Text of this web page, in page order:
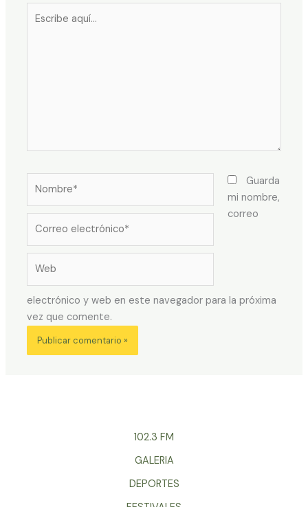
electrónico*
Guarda
mi nombre,
correo
electrónico y web en este navegador para la próxima
vez que comente.
102.3 FM
GALERIA
DEPORTES